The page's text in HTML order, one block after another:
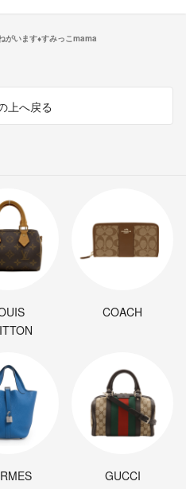
がいます♦︎すみっこmama
上へ戻る
COACH
GUCCI